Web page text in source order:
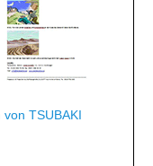
TSUBAKI